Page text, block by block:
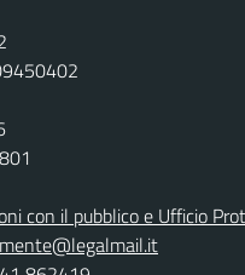
con il pubblico e Ufficio